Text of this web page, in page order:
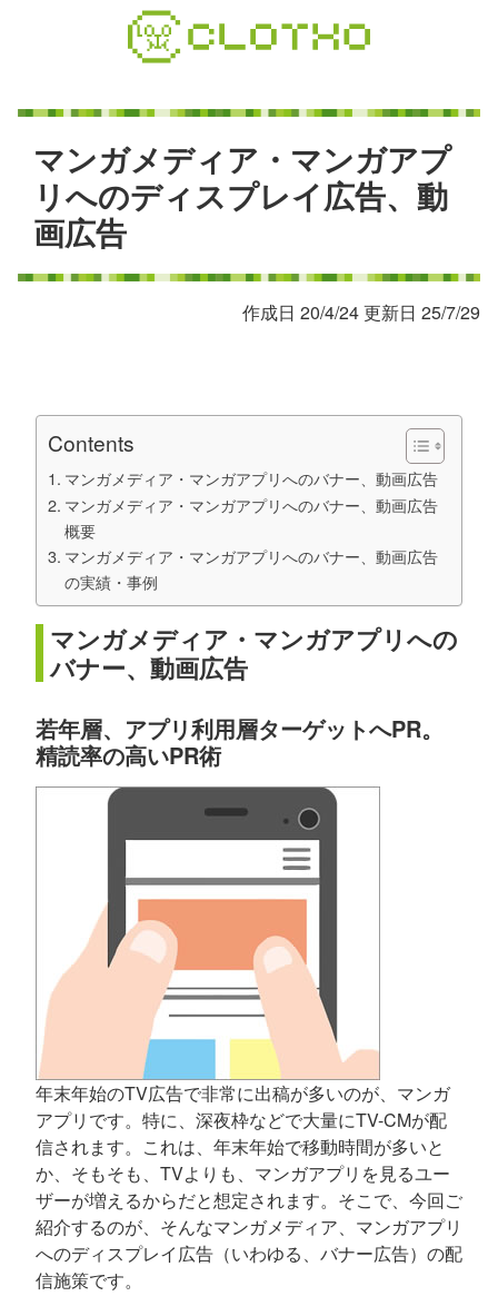
マンガメディア ・ マンガアプ
リへのディスプレイ広告、 動
画広告
作成日 20/4/24 更新日 25/7/29
Contents
マンガメディア・マンガアプリへのバナー、動画広告
マンガメディア・マンガアプリへのバナー、動画広告
概要
マンガメディア・マンガアプリへのバナー、動画広告
の実績・事例
マンガメディア・マンガアプリへの
バナー、動画広告
若年層、アプリ利用層ターゲットへPR。
精読率の高いPR術
年末年始のTV広告で非常に出稿が多いのが、マンガ
アプリです。特に、深夜枠などで大量にTV-CMが配
信されます。これは、年末年始で移動時間が多いと
か、そもそも、TVよりも、マンガアプリを見るユー
ザーが増えるからだと想定されます。そこで、今回ご
紹介するのが、そんなマンガメディア、マンガアプリ
へのディスプレイ広告（いわゆる、バナー広告）の配
信施策です。